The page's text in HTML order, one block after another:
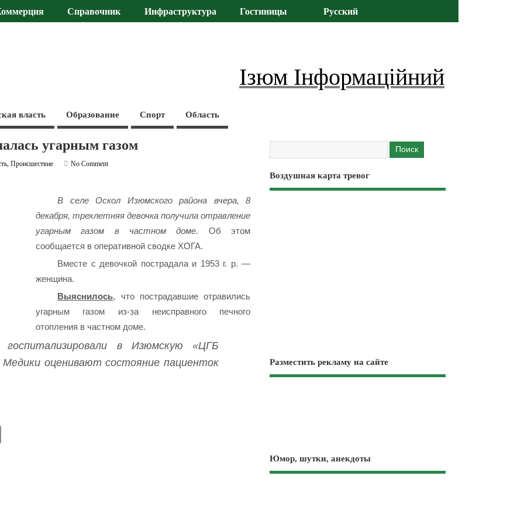
Справочник Инфраструктура Гостиницы Русский
Ізюм Інформаційний
власть Образование Спорт Область
угарным газом
,Происшествие
No Comment
В селе Оскол Изюмского района вчера, 8
декабря, трехлетняя девочка получила отравление
угарным газом в частном доме. Об этом
сообщается в оперативной сводке ХОГА.
Вместе с девочкой пострадала и 1953 г. р. —
женщина.
Выяснилось, что пострадавшие отравились
угарным газом из-за неисправного печного
отопления в частном доме.
в Изюмскую «ЦГБ
оценивают состояние пациенток
Воздушная карта тревог
Разместить рекламу на сайте
Юмор, шутки, анекдоты